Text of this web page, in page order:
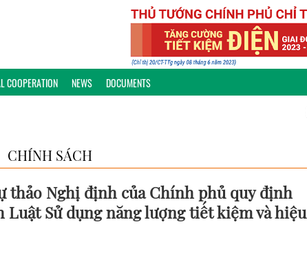
COOPERATION NEWS DOCUMENTS
CHÍNH SÁCH
thảo Nghị định của Chính phủ quy định
Sử dụng năng lượng tiết kiệm và hiệu